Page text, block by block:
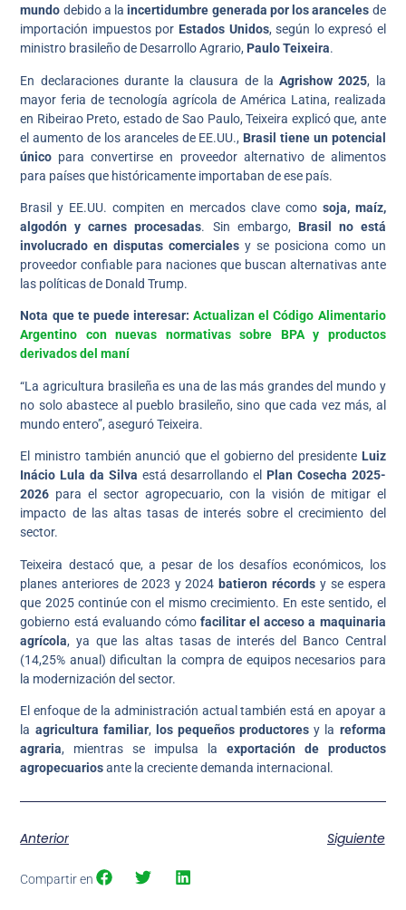
mundo debido a laincertidumbre generada por los aranceles de
importación impuestos por Estados Unidos, según lo expresó el
ministro brasileño de Desarrollo Agrario, Paulo Teixeira.
En declaraciones durante la clausura de laAgrishow 2025, la
mayor feria de tecnología agrícola de América Latina, realizada
en Ribeirao Preto, estado de Sao Paulo, Teixeira explicó que, ante
el aumento de los aranceles de EE.UU., Brasil tiene un potencial
único para convertirse en proveedor alternativo de alimentos
para países que históricamente importaban de ese país.
Brasil y EE.UU. compiten en mercados clave como soja, maíz,
algodón y carnes procesadas. Sin embargo, Brasil no está
involucrado en disputas comerciales y se posiciona como un
proveedor confiable para naciones que buscan alternativas ante
las políticas de Donald Trump.
Nota que te puede interesar: Actualizan el Código Alimentario
Argentino con nuevas normativas sobre BPA y productos
derivados del maní
“La agricultura brasileña es una de las más grandes del mundo y
no solo abastece al pueblo brasileño, sino que cada vez más, al
mundo entero”, aseguró Teixeira.
El ministro también anunció que el gobierno del presidente Luiz
Inácio Lula da Silva está desarrollando el Plan Cosecha 2025-
2026 para el sector agropecuario, con la visión de mitigar el
impacto de las altas tasas de interés sobre el crecimiento del
sector.
Teixeira destacó que, a pesar de los desafíos económicos, los
planes anteriores de 2023 y 2024batieron récords y se espera
que 2025 continúe con el mismo crecimiento. En este sentido, el
gobierno está evaluando cómo facilitar el acceso a maquinaria
agrícola, ya que las altas tasas de interés del Banco Central
(14,25% anual) dificultan la compra de equipos necesarios para
la modernización del sector.
El enfoque de la administración actual también está en apoyar a
la agricultura familiar, los pequeños productores y la reforma
agraria, mientras se impulsa la exportación de productos
agropecuariosante la creciente demanda internacional.
Anterior Siguiente
Compartir en